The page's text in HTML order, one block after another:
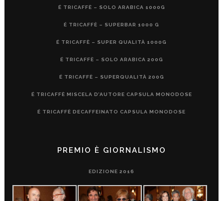
É TRICAFFÈ – SOLO ARABICA 1000G
É TRICAFFÈ – SUPERBAR 1000 G
É TRICAFFÈ – SUPER QUALITÀ 1000G
É TRICAFFÈ – SOLO ARABICA 200G
É TRICAFFÈ – SUPERQUALITÀ 200G
É TRICAFFÈ MISCELA D’AUTORE CAPSULA MONODOSE
É TRICAFFÈ DECAFFEINATO CAPSULA MONODOSE
PREMIO È GIORNALISMO
EDIZIONE 2016